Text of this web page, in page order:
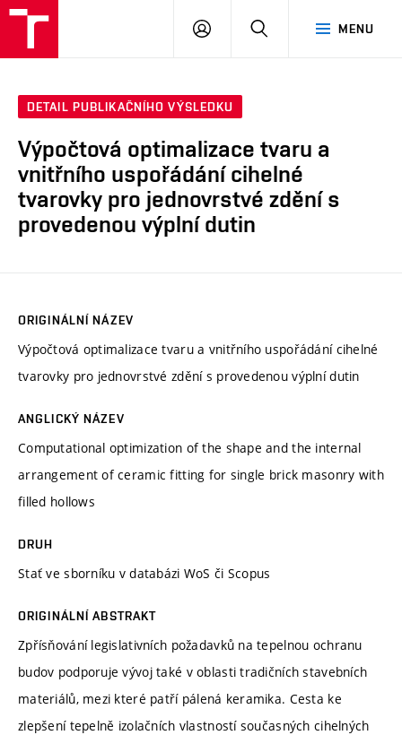
MENU
PŘIHLÁSIT
DETAIL PUBLIKAČNÍHO VÝSLEDKU
Výpočtová optimalizace tvaru a
vnitřního uspořádání cihelné
tvarovky pro jednovrstvé zdění s
provedenou výplní dutin
ORIGINÁLNÍ NÁZEV
Výpočtová optimalizace tvaru a vnitřního uspořádání cihelné
tvarovky pro jednovrstvé zdění s provedenou výplní dutin
ANGLICKÝ NÁZEV
Computational optimization of the shape and the internal
arrangement of ceramic fitting for single brick masonry with
filled hollows
DRUH
Stať ve sborníku v databázi WoS či Scopus
ORIGINÁLNÍ ABSTRAKT
Zpřísňování legislativních požadavků na tepelnou ochranu
budov podporuje vývoj také v oblasti tradičních stavebních
materiálů, mezi které patří pálená keramika. Cesta ke
zlepšení tepelně izolačních vlastností současných cihelných